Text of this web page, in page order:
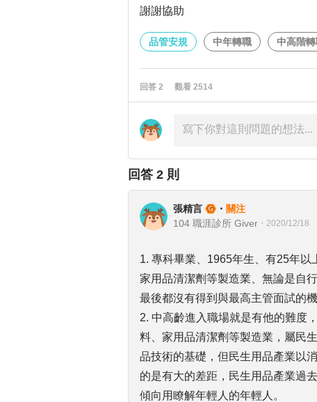
謝謝協助
品管安規 中年轉職 中高階
回答 2 觀看 2514
回答 2 則
張精言 ・ 關注
104 職涯診所 Giver ・ 2020/12/18
1. 專科畢業、1965年生、有25年以
家用品清潔劑等製造業、無論是自
最後都沒有得到與最高主管面試的
2. 中高齡進入職場就是有他的難度
料、家用品清潔劑等製造業，屬民
品技術的基礎，但民生用品產業以
的是有大的差距，民生用品產業過
傾向用瞭解年輕人的年輕人。